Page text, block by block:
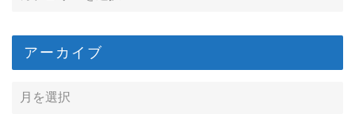
アーカイブ